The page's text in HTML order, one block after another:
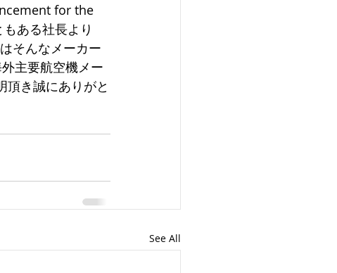
for the
ある社長より
そんなメーカー
主要航空機メー
頂き誠にありがと
See All